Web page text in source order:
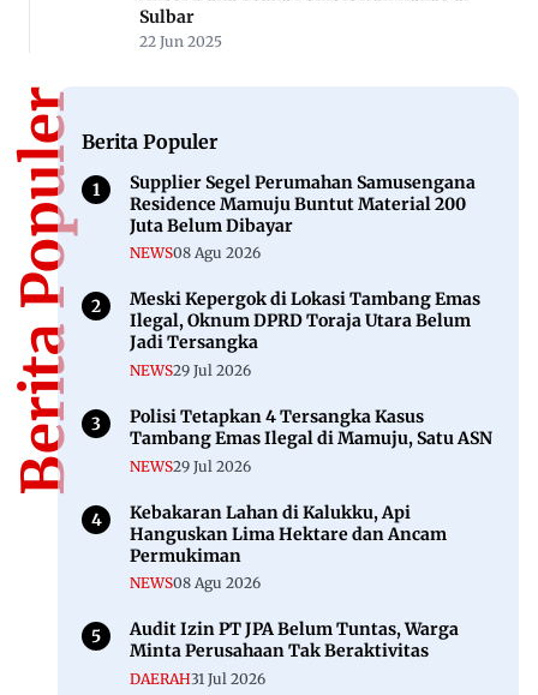
Sulbar
22 Jun 2025
Berita PopulerBerita Populer
Supplier Segel Perumahan Samusengana
Residence Mamuju Buntut Material 200
Juta Belum Dibayar
NEWS08 Agu 2026
Meski Kepergok di Lokasi Tambang Emas
Ilegal, Oknum DPRD Toraja Utara Belum
Jadi Tersangka
NEWS29 Jul 2026
Polisi Tetapkan 4 Tersangka Kasus
Tambang Emas Ilegal di Mamuju, Satu ASN
NEWS29 Jul 2026
Kebakaran Lahan di Kalukku, Api
Hanguskan Lima Hektare dan Ancam
Permukiman
NEWS08 Agu 2026
Audit Izin PT JPA Belum Tuntas, Warga
Minta Perusahaan Tak Beraktivitas
DAERAH31 Jul 2026